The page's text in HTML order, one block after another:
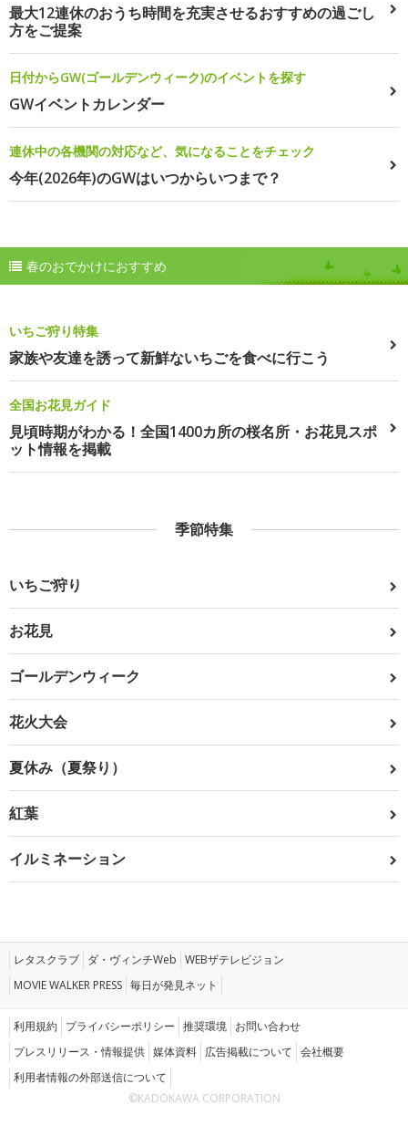
最大12連休のおうち時間を充実させるおすすめの過ごし
方をご提案
日付からGW(ゴールデンウィーク)のイベントを探す
GWイベントカレンダー
連休中の各機関の対応など、気になることをチェック
今年(2026年)のGWはいつからいつまで？
春のおでかけにおすすめ
いちご狩り特集
家族や友達を誘って新鮮ないちごを食べに行こう
全国お花見ガイド
見頃時期がわかる！全国1400カ所の桜名所・お花見スポ
ット情報を掲載
季節特集
いちご狩り
お花見
ゴールデンウィーク
花火大会
夏休み（夏祭り）
紅葉
イルミネーション
レタスクラブ ダ・ヴィンチWeb WEBザテレビジョン
MOVIE WALKER PRESS 毎日が発見ネット
利用規約 プライバシーポリシー 推奨環境 お問い合わせ
プレスリリース・情報提供 媒体資料 広告掲載について 会社概要
利用者情報の外部送信について
©KADOKAWA CORPORATION